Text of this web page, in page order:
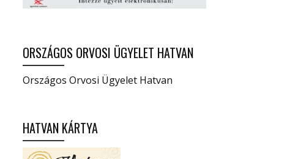
ORSZÁGOS ORVOSI ÜGYELET HATVAN
Országos Orvosi Ügyelet Hatvan
HATVAN KÁRTYA